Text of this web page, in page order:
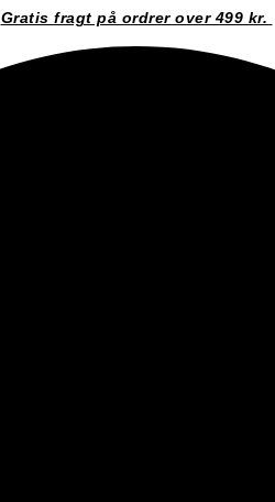
Gratis fragt på ordrer over 499 kr.